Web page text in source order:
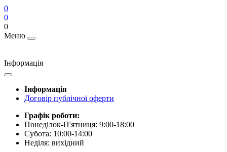
0
0
0
Меню
Інформація
Інформація
Договір публічної оферти
Графік роботи:
Понеділок-П'ятниця: 9:00-18:00
Субота: 10:00-14:00
Неділя: вихідний